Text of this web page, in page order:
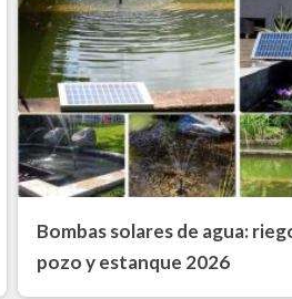
Bombas solares de agua:
pozo y estanque 2026